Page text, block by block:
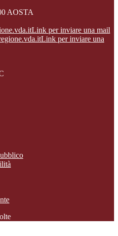
AOSTA
Link per inviare una mail
Link per inviare una